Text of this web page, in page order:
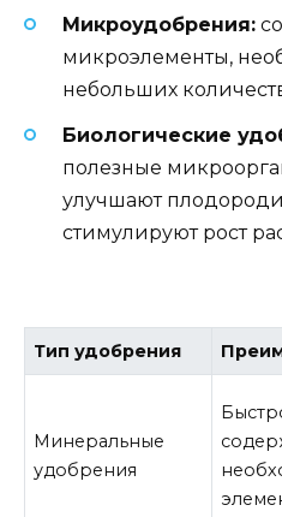
Микроудобрения:
микроэлементы,
небольших
Биологические
полезные
улучшают
стимулируют рост
Тип удобрения
Минеральные
удобрения